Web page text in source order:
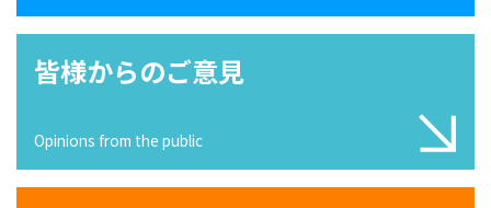
皆様からのご意見
Opinions from the public